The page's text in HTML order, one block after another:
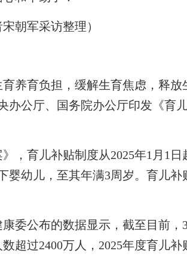
宋朝军采访整理）
育负担，缓解生育焦虑，释放
办公厅、国务院办公厅印发《育
育儿补贴制度从2025年1月1日
婴幼儿，至其年满3周岁。育儿
公布的数据显示，截至目前，
超过2400万人，2025年度育儿